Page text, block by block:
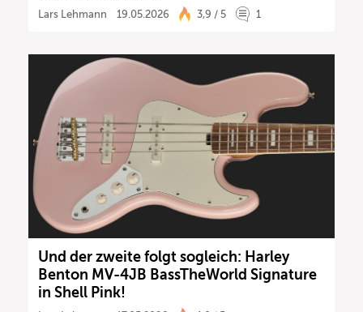
Lars Lehmann 19.05.2026 3,9 / 5 1
Und der zweite folgt sogleich: Harley
Benton MV-4JB BassTheWorld Signature
in Shell Pink!